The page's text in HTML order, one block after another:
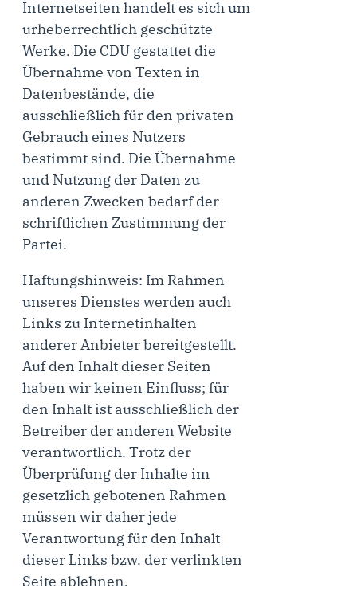
Internetseiten handelt es sich um
urheberrechtlich geschützte
Werke. Die CDU gestattet die
Übernahme von Texten in
Datenbestände, die
ausschließlich für den privaten
Gebrauch eines Nutzers
bestimmt sind. Die Übernahme
und Nutzung der Daten zu
anderen Zwecken bedarf der
schriftlichen Zustimmung der
Partei.
Haftungshinweis: Im Rahmen
unseres Dienstes werden auch
Links zu Internetinhalten
anderer Anbieter bereitgestellt.
Auf den Inhalt dieser Seiten
haben wir keinen Einfluss; für
den Inhalt ist ausschließlich der
Betreiber der anderen Website
verantwortlich. Trotz der
Überprüfung der Inhalte im
gesetzlich gebotenen Rahmen
müssen wir daher jede
Verantwortung für den Inhalt
dieser Links bzw. der verlinkten
Seite ablehnen.